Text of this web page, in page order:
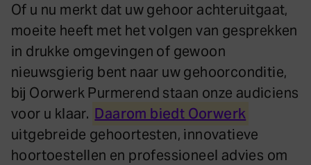
Of u nu merkt dat uw gehoor achteruitgaat,
moeite heeft met het volgen van gesprekken
in drukke omgevingen of gewoon
nieuwsgierig bent naar uw gehoorconditie,
bij Oorwerk Purmerend staan onze audiciens
voor u klaar. Daarom biedt Oorwerk
uitgebreide gehoortesten, innovatieve
hoortoestellen en professioneel advies om